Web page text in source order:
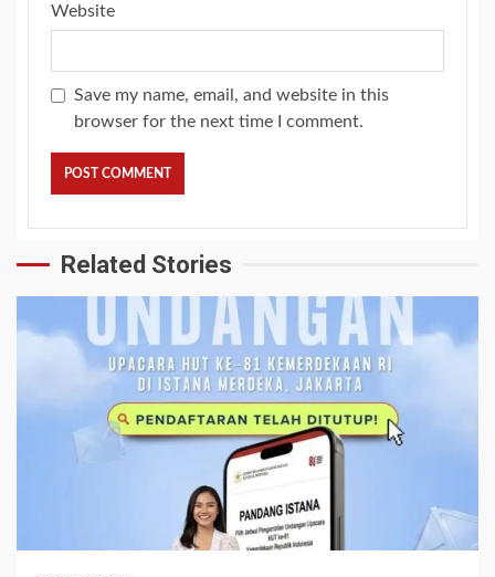
Website
Save my name, email, and website in this
browser for the next time I comment.
Related Stories